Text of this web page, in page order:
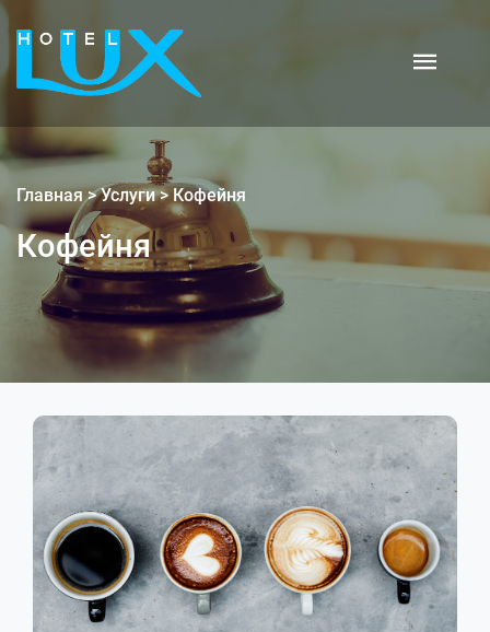
Главная>Услуги> Кофейня
Кофейня